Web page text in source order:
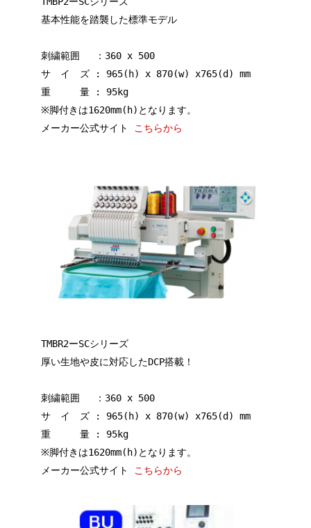
基本性能を踏襲した標準モデル
刺繍範囲 ：360 x 500
サ イ ズ : 965(h) x 870(w) x765(d) mm
重 量 : 95kg
※脚付きは1620mm(h)となります。
メーカー公式サイト
こちらから
TMBR2ーSCシリーズ
厚い生地や皮に対応したDCP搭載！
刺繍範囲 ：360 x 500
サ イ ズ : 965(h) x 870(w) x765(d) mm
重 量 : 95kg
※脚付きは1620mm(h)となります。
メーカー公式サイト
こちらから